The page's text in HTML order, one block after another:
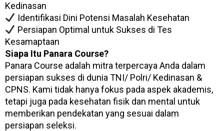
Kedinasan
Identifikasi Dini Potensi Masalah Kesehatan
Persiapan Optimal untuk Sukses di Tes
Kesamaptaan
Siapa Itu Panara Course?
Panara Course adalah mitra terpercaya Anda dalam
persiapan sukses di dunia TNI/ Polri/ Kedinasan &
CPNS. Kami tidak hanya fokus pada aspek akademis,
tetapi juga pada kesehatan fisik dan mental untuk
memberikan pendekatan yang sesuai dalam
persiapan seleksi.